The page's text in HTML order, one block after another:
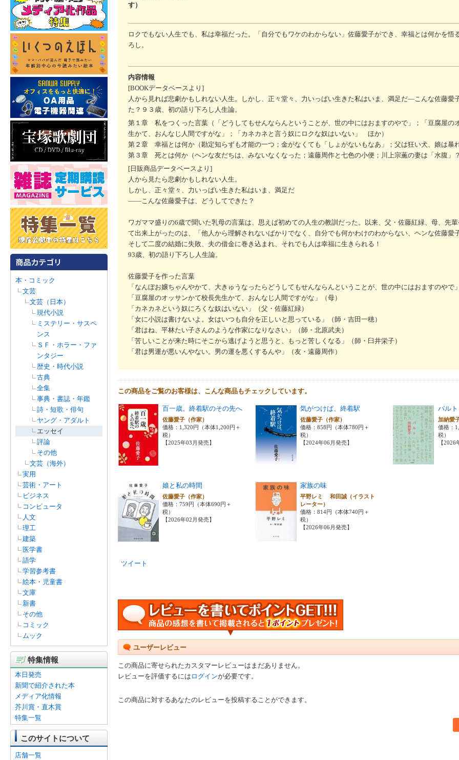
本・コミック
文芸
文芸（日本）
現代小説
ミステリー・サスペ
ンス
ＳＦ・ホラー・ファ
ンタジー
歴史・時代小説
古典
全集
事典・書誌・年鑑
詩・短歌・俳句
ヤング・アダルト
エッセイ
評論
その他
文芸（海外）
実用
芸術・アート
ビジネス
コンピュータ
人文
理工
建築
医学書
語学
学習参考書
絵本・児童書
文庫
新書
その他
コミック
ムック
特集情報
本日発売
新聞で紹介された本
メディア化情報
芥川賞・直木賞
特集一覧
このサイトについて
店舗一覧
す）
ロクでもない人生でも、私は幸福だった。「自分でもワケのわからない」佐藤愛子ができ、幸福とは何かを悟
ろし。
内容情報
[BOOKデータベースより]
人から見れば悲劇かもしれない人生。しかし、正々堂々、力いっぱい生きた私はいま、満足だ―こんな佐藤愛
た？９３歳、初の語り下ろし人生論。
第１章 私をつくった言葉（「どうしてもせんならんということが、世の中にはおますのやで」；「豆腐屋の
生かて、おんなじ人間ですがな」；「カネカネと言う奴にロクな奴はいない」 ほか）
第２章 幸福とは何か（勘定知らずも才能の一つ；金がなくても「しょがないもなあ」；父は狂い犬、娘は暴
第３章 死とは何か（ヘンな友だちは、みないなくなった；遠藤周作と七色の小便；川上宗薫の妻は「水腹」
[日販商品データベースより]
人から見たら悲劇かもしれない人生。
しかし、正々堂々、力いっぱい生きた私はいま、満足だ
――こんな佐藤愛子は、どうしてできた？
ワガママ盛りの6歳で聞いた乳母の言葉は、思えば初めての人生の教訓だった。以来、父・佐藤紅緑、母、先
て出来上がったのは、「他人から理解されないばかりでなく、自分でも何かわけのわからない、ヘンな佐藤愛子
そして二度の結婚に失敗、夫の借金に巻き込まれ、それでも人は幸福に生きられる！
93歳、初の語り下ろし人生論。
佐藤愛子を作った言葉
「なんぼお嬢ちゃんやかて、大きゅうなったらどうしてもせんならんということが、世の中にはおますのやで
「豆腐屋のオッサンかて校長先生かて、おんなじ人間ですがな」（母）
「カネカネという奴にろくな奴はいない」（父・佐藤紅緑）
「女に小説は書けないよ。女はいつも自分を正しいと思っている」（師・吉田一穂）
「君はね、平林たい子さんのような作家になりなさい」（師・北原武夫）
「苦しいことが来た時にそこから逃げようと思うと、もっと苦しくなる」（師・臼井栄子）
「君は男運が悪いんやない。男の運を悪くするんや」（友・遠藤周作）
この商品をご覧のお客様は、こんな商品もチェックしています。
百一歳。終着駅のその先へ
佐藤愛子（作家）
価格：1,320円（本体1,200円＋
税）
【2025年03月発売】
気がつけば、終着駅
佐藤愛子（作家）
価格：858円（本体780円＋
税）
【2024年06月発売】
パルト
加納愛
価格：
税）
【2026
娘と私の時間
佐藤愛子（作家）
価格：759円（本体690円＋
税）
【2026年02月発売】
家族の味
平野レミ 和田誠（イラスト
レーター）
価格：814円（本体740円＋
税）
【2026年06月発売】
ツイート
ユーザーレビュー
この商品に寄せられたカスタマーレビューはまだありません。
レビューを評価するには ログインが必要です。
この商品に対するあなたのレビューを投稿することができます。